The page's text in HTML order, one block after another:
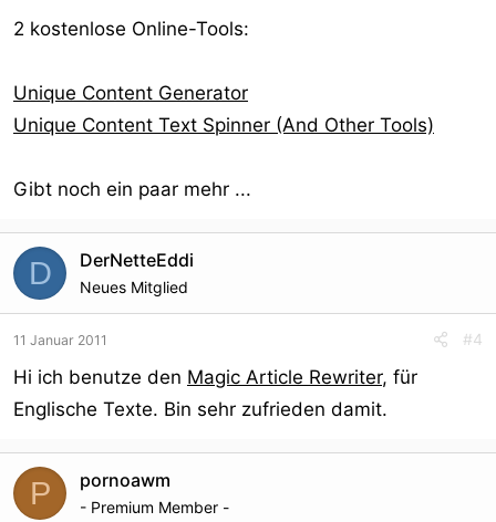
2 kostenlose Online-Tools:
Unique Content Generator
Unique Content Text Spinner (And Other Tools)
Gibt noch ein paar mehr ...
D DerNetteEddi
Neues Mitglied
11 Januar 2011 #4
Hi ich benutze den Magic Article Rewriter, für
Englische Texte. Bin sehr zufrieden damit.
P pornoawm
- Premium Member -